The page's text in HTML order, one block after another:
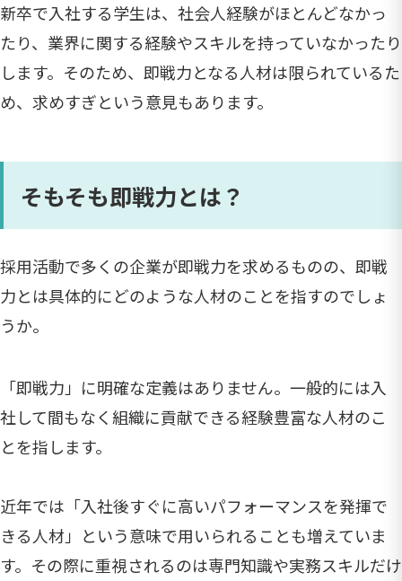
新卒で入社する学生は、社会人経験がほとんどなかっ
たり、業界に関する経験やスキルを持っていなかったり
します。そのため、即戦力となる人材は限られているた
め、求めすぎという意見もあります。
そもそも即戦力とは？
採用活動で多くの企業が即戦力を求めるものの、即戦
力とは具体的にどのような人材のことを指すのでしょ
うか。
「即戦力」に明確な定義はありません。一般的には入
社して間もなく組織に貢献できる経験豊富な人材のこ
とを指します。
近年では「入社後すぐに高いパフォーマンスを発揮で
きる人材」という意味で用いられることも増えていま
す。その際に重視されるのは専門知識や実務スキルだけ